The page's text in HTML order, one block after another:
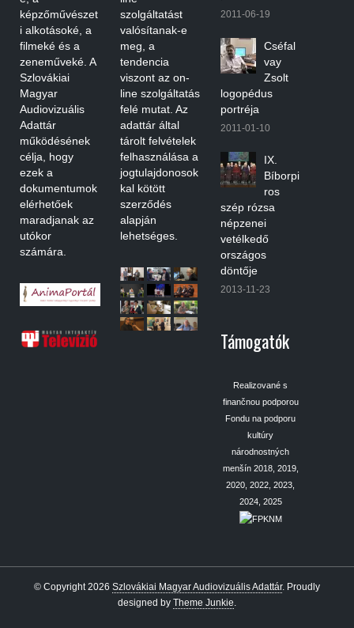
képzőművészet
i alkotásoké, a
filmeké és a
zeneműveké. A
Szlovákiai
Magyar
Audiovizuális
Adattár
működésének
célja, hogy
ezek a
dokumentumok
elérhetőek
maradjanak az
utókor
számára.
szolgáltatást
valósítanak-e
meg, a
tendencia
viszont az on-
line szolgáltatás
felé mutat. Az
adattár által
tárolt felvételek
felhasználása a
jogtulajdonosok
kal kötött
szerződés
alapján
lehetséges.
2011-06-19
Cséfal
vay
Zsolt
logopédus
portréja
2011-01-10
IX.
Bíborpi
ros
szép rózsa
népzenei
vetélkedő
országos
döntője
2013-11-23
Támogatók
Realizované s
finančnou podporou
Fondu na podporu
kultúry
národnostných
menšín 2018, 2019,
2020, 2022, 2023,
2024, 2025
© Copyright 2026 Szlovákiai Magyar Audiovizuális Adattár. Proudly
designed by Theme Junkie.